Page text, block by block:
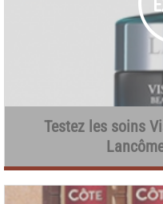
Testez les soins